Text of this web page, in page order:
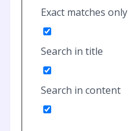
Exact matches only
Search in title
Search in content